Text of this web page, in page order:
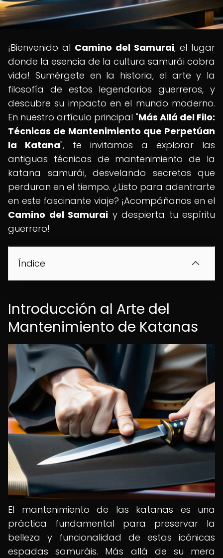
¡Bienvenido al Camino del Samurai, el lugar
donde la esencia de la cultura samurái cobra
vida! Sumérgete en la historia, el arte y la
filosofía de estos legendarios guerreros, y
descubre su impacto en el mundo moderno.
En nuestro artículo principal "Más Allá del Filo:
Técnicas de Mantenimiento que Perpetúan
la Katana", te invitamos a explorar las
antiguas técnicas de mantenimiento de la
katana samurái, desvelando secretos que
perduran en el tiempo. ¿Listo para adentrarte
en este fascinante viaje? ¡Acompáñanos en el
Camino del Samurai y despierta tu espíritu
guerrero!
Índice
Introducción al Arte del
Mantenimiento de Katanas
El mantenimiento de las katanas es una
práctica fundamental para preservar la
belleza y funcionalidad de estas icónicas
espadas samuráis. Más allá de su mera